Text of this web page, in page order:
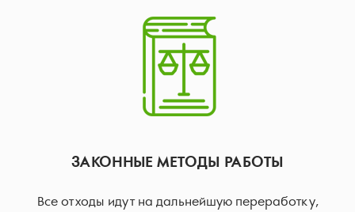
ЗАКОННЫЕ МЕТОДЫ РАБОТЫ
Все отходы идут на дальнейшую переработку,